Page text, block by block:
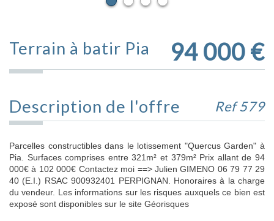
Terrain à batir Pia 94 000€
Description de l'offre Ref 579
Parcelles constructibles dans le lotissement "Quercus Garden" à
Pia. Surfaces comprises entre 321m² et 379m² Prix allant de 94
000€ à 102 000€ Contactez moi ==> Julien GIMENO 06 79 77 29
40 (E.I.) RSAC 900932401 PERPIGNAN. Honoraires à la charge
du vendeur. Les informations sur les risques auxquels ce bien est
exposé sont disponibles sur le site Géorisques